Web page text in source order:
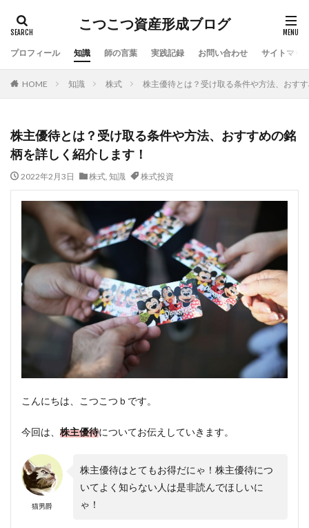
こつこつ資産形成ブログ
プロフィール 知識 師の言葉 実践記録 お問い合わせ サイトマッ
HOME 知識 株式 株主優待とは？受け取る条件や方法、おす
株主優待とは？受け取る条件や方法、おすすめの銘
柄を詳しく紹介します！
2022年2月3日 株式, 知識 株式投資
こんにちは、こつこつｂです。
今回は、 株主優待についてお伝えしていきます。
猫男爵
株主優待はとてもお得だにゃ！株主優待につ
いてよく知らない人は是非読んでほしいに
ゃ！